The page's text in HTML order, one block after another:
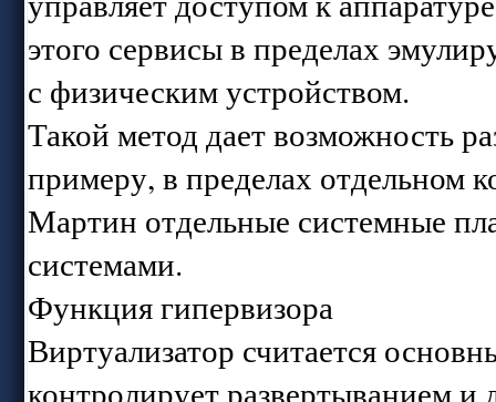
этого сервисы в пределах
с физическим устройством.
Такой метод дает возможность
примеру, в пределах отдельном
Мартин отдельные системные
системами.
Функция гипервизора
Виртуализатор считается
контролирует развертыванием